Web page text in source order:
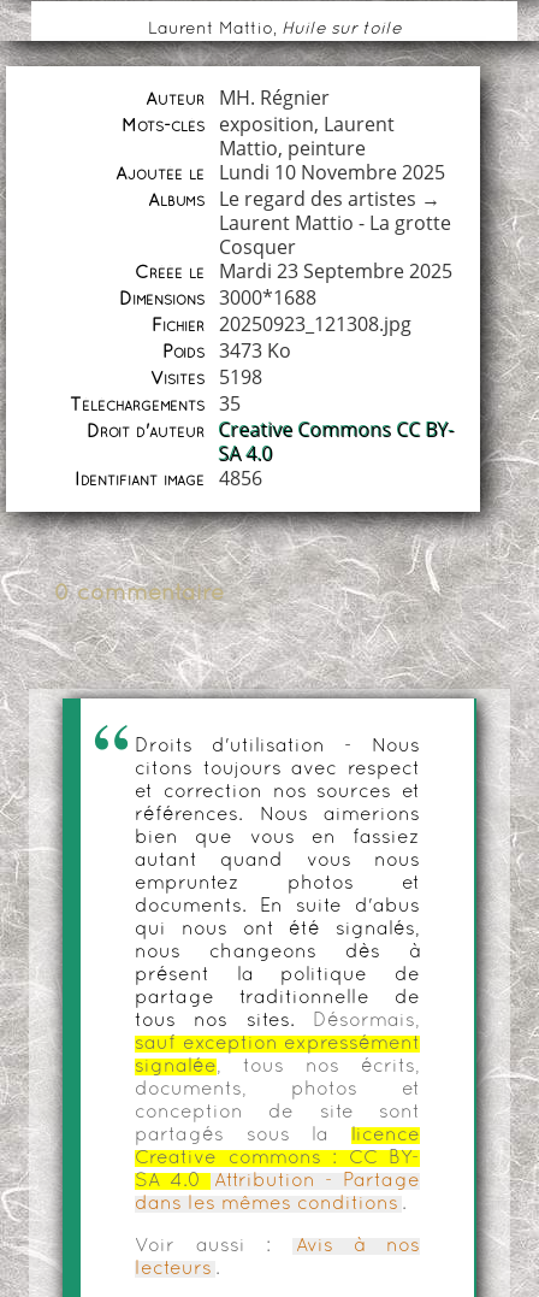
Laurent Mattio, Huile sur toile
Auteur MH. Régnier
Mots-clés exposition, Laurent
Mattio, peinture
Ajoutée le Lundi 10 Novembre 2025
Albums Le regard des artistes →
Laurent Mattio - La grotte
Cosquer
Créée le Mardi 23 Septembre 2025
Dimensions 3000*1688
Fichier 20250923_121308.jpg
Poids 3473 Ko
Visites 5198
Téléchargements 35
Droit d'auteur
Creative Commons CC BY-
SA 4.0
Identifiant image 4856
0 commentaire
Droits d'utilisation - Nous
citons toujours avec respect
et correction nos sources et
références. Nous aimerions
bien que vous en fassiez
autant quand vous nous
empruntez photos et
documents. En suite d'abus
qui nous ont été signalés,
nous changeons dès à
présent la politique de
partage traditionnelle de
tous nos sites.
Désormais,
sauf exception expressément
signalée, tous nos écrits,
documents, photos et
conception de site sont
partagés sous la
licence
Creative commons :
CC BY-
SA 4.0
Attribution - Partage
dans les mêmes conditions .
Voir aussi :
Avis à nos
lecteurs .